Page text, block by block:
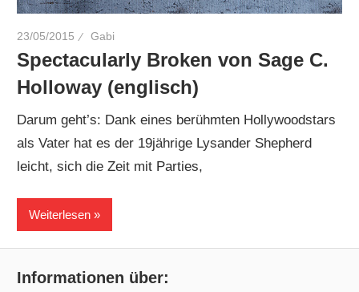
23/05/2015 Gabi
Spectacularly Broken von Sage C.
Holloway (englisch)
Darum geht’s: Dank eines berühmten Hollywoodstars
als Vater hat es der 19jährige Lysander Shepherd
leicht, sich die Zeit mit Parties,
Weiterlesen
Informationen über: